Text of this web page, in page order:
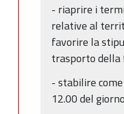
- riaprire i
relative al
favorire la
trasporto
- stabilire
12.00 del